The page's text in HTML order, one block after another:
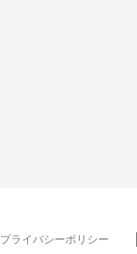
プライバシーポリシー